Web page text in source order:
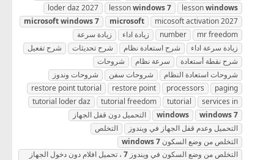
lessonwindows
lessonwindows7
loder daz 2027
micosoft activation 2027
microsoft
microsoftwindows7
mr freedom
number زيادة اداء
زيادة سرعة
زيادة سرعة اداء
شرح استعادة نظام شرح تحديثات
شرح تفعيل
شرح نقطة أستعادة
سرعة نظام
شروحات
شروحات استعادة النظام
شروحات سفن
شروحات وندوز
paging
processors
restore point
restore point tutorial
services in
tutorial
tutorial freedom
tutorial loder daz
windows7
windows
التحميل دون قفل الجهاز
التحميل وعدم قفل الجهاز في ويندوز
التخلص
التخلص من وضع السكون
windows7
التخلص من وضع السكون في ويندوز 7 ، تحميل افلام دون دخول الجهاز